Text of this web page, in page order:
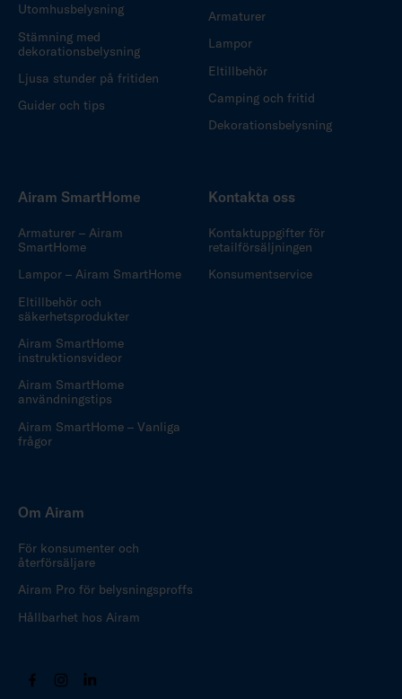
Utomhusbelysning
Stämning med
dekorationsbelysning
Ljusa stunder på fritiden
Guider och tips
Armaturer
Lampor
Eltillbehör
Camping och fritid
Dekorationsbelysning
Airam SmartHome
Armaturer – Airam
SmartHome
Lampor – Airam SmartHome
Eltillbehör och
säkerhetsprodukter
Airam SmartHome
instruktionsvideor
Airam SmartHome
användningstips
Airam SmartHome – Vanliga
frågor
Kontakta oss
Kontaktuppgifter för
retailförsäljningen
Konsumentservice
Om Airam
För konsumenter och
återförsäljare
Airam Pro för belysningsproffs
Hållbarhet hos Airam